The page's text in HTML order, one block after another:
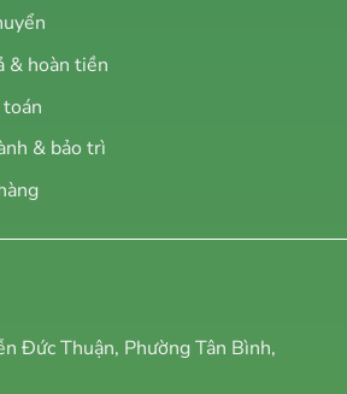
& hoàn tiền
& bảo trì
Đức Thuận, Phường Tân Bình,